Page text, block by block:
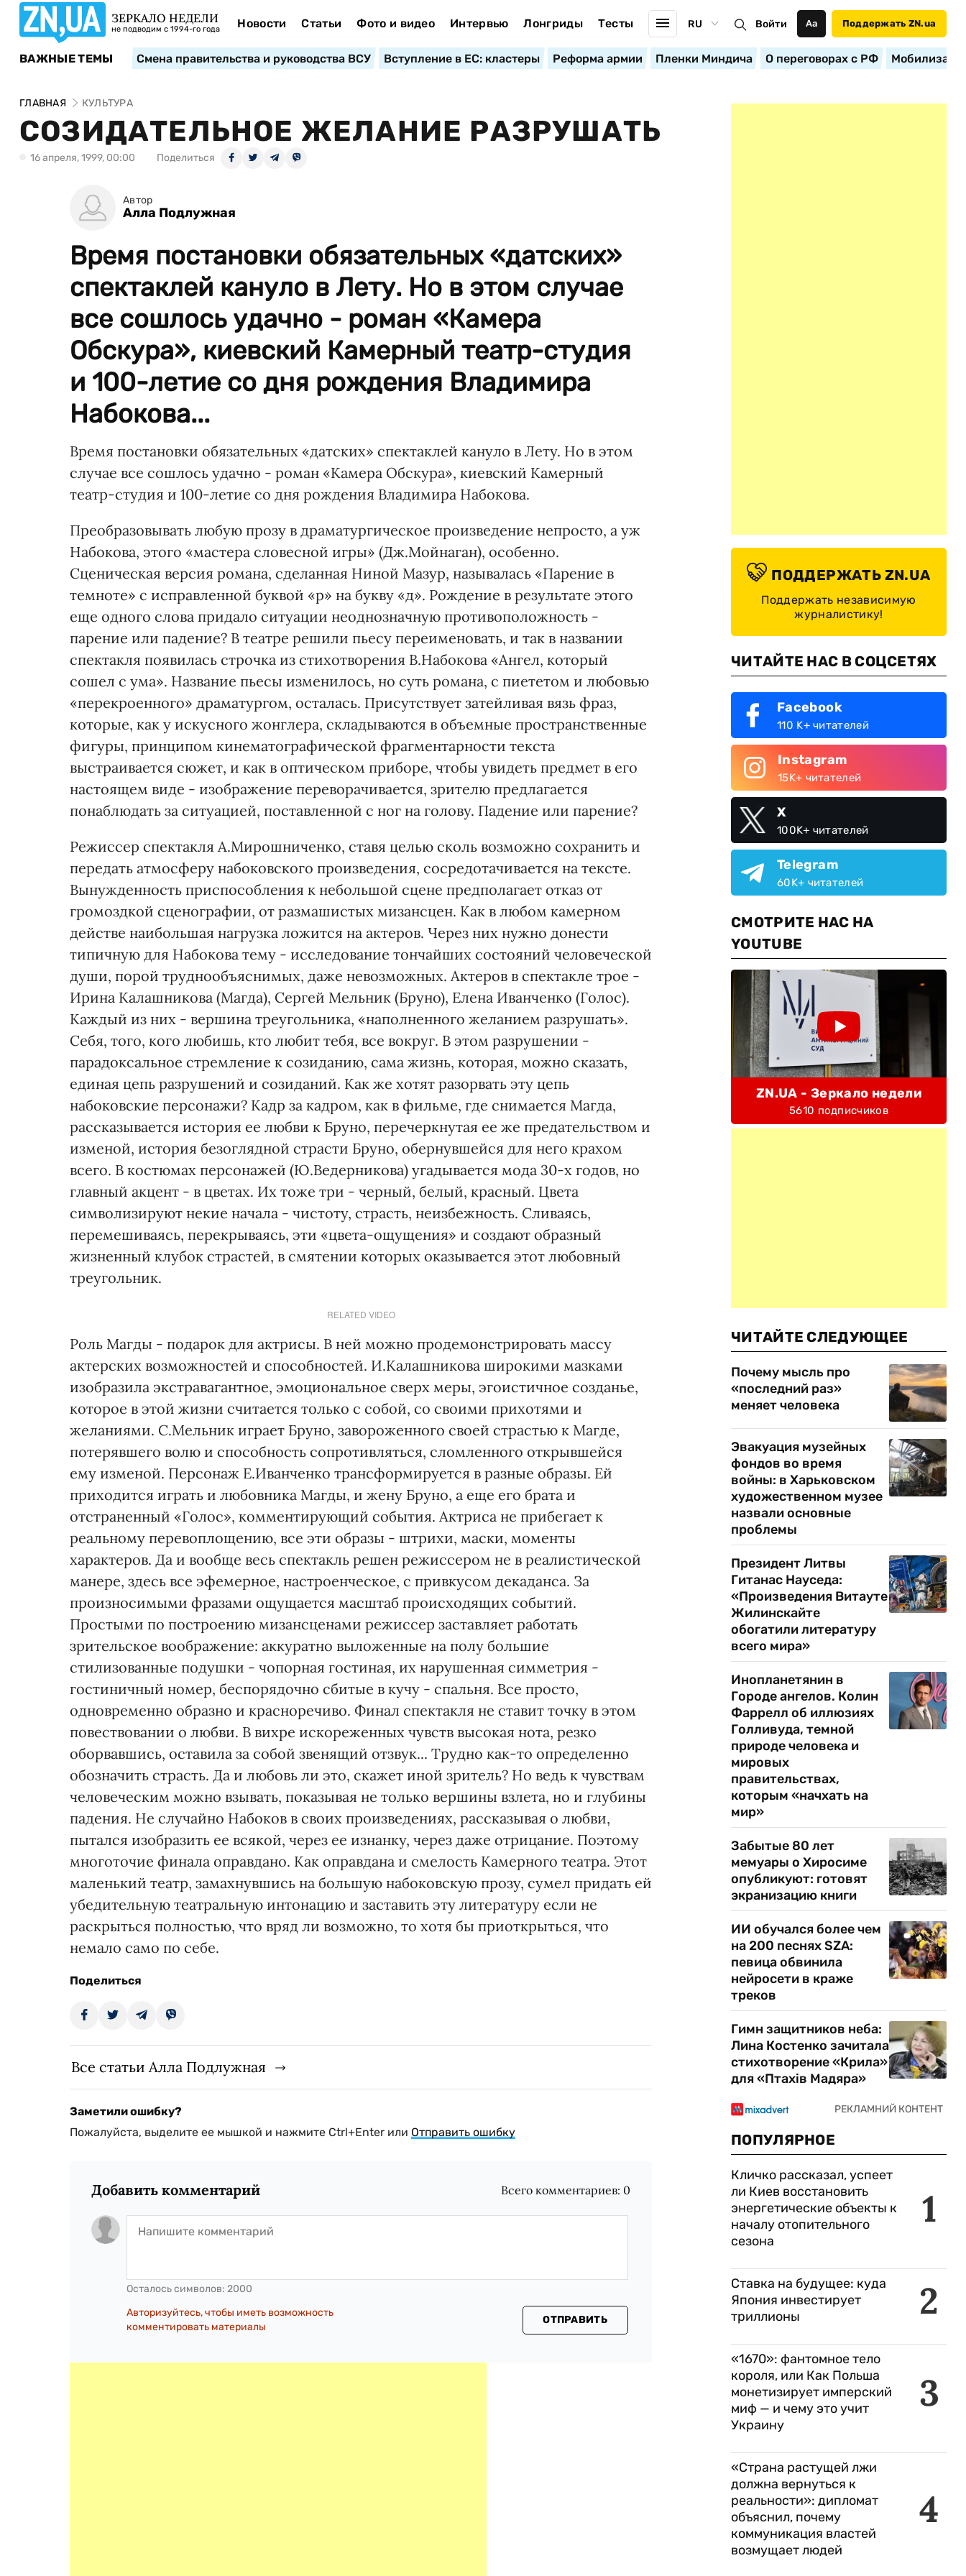
ЗЕРКАЛО НЕДЕЛИ
не подводим с 1994-го года Новости Статьи Фото и видео Интервью Лонгриды Тесты RU Войти Аа Поддержать ZN.ua
ВАЖНЫЕ ТЕМЫ Смена правительства и руководства ВСУ Вступление в ЕС: кластеры Реформа армии Пленки Миндича О переговорах с РФ
ГЛАВНАЯ КУЛЬТУРА
СОЗИДАТЕЛЬНОЕ ЖЕЛАНИЕ РАЗРУШАТЬ
16 апреля, 1999, 00:00 Поделиться
Автор
Алла Подлужная
Время постановки обязательных «датских»
спектаклей кануло в Лету. Но в этом случае
все сошлось удачно - роман «Камера
Обскура», киевский Камерный театр-студия
и 100-летие со дня рождения Владимира
Набокова...
Время постановки обязательных «датских» спектаклей кануло в Лету. Но в этом
случае все сошлось удачно - роман «Камера Обскура», киевский Камерный
театр-студия и 100-летие со дня рождения Владимира Набокова.
Преобразовывать любую прозу в драматургическое произведение непросто, а уж
Набокова, этого «мастера словесной игры» (Дж.Мойнаган), особенно.
Сценическая версия романа, сделанная Ниной Мазур, называлась «Парение в
темноте» с исправленной буквой «р» на букву «д». Рождение в результате этого
еще одного слова придало ситуации неоднозначную противоположность -
парение или падение? В театре решили пьесу переименовать, и так в названии
спектакля появилась строчка из стихотворения В.Набокова «Ангел, который
сошел с ума». Название пьесы изменилось, но суть романа, с пиететом и любовью
«перекроенного» драматургом, осталась. Присутствует затейливая вязь фраз,
которые, как у искусного жонглера, складываются в объемные пространственные
фигуры, принципом кинематографической фрагментарности текста
выстраивается сюжет, и как в оптическом приборе, чтобы увидеть предмет в его
настоящем виде - изображение переворачивается, зрителю предлагается
понаблюдать за ситуацией, поставленной с ног на голову. Падение или парение?
Режиссер спектакля А.Мирошниченко, ставя целью сколь возможно сохранить и
передать атмосферу набоковского произведения, сосредотачивается на тексте.
Вынужденность приспособления к небольшой сцене предполагает отказ от
громоздкой сценографии, от размашистых мизансцен. Как в любом камерном
действе наибольшая нагрузка ложится на актеров. Через них нужно донести
типичную для Набокова тему - исследование тончайших состояний человеческой
души, порой труднообъяснимых, даже невозможных. Актеров в спектакле трое -
Ирина Калашникова (Магда), Сергей Мельник (Бруно), Елена Иванченко (Голос).
Каждый из них - вершина треугольника, «наполненного желанием разрушать».
Себя, того, кого любишь, кто любит тебя, все вокруг. В этом разрушении -
парадоксальное стремление к созиданию, сама жизнь, которая, можно сказать,
единая цепь разрушений и созиданий. Как же хотят разорвать эту цепь
набоковские персонажи? Кадр за кадром, как в фильме, где снимается Магда,
рассказывается история ее любви к Бруно, перечеркнутая ее же предательством и
изменой, история безоглядной страсти Бруно, обернувшейся для него крахом
всего. В костюмах персонажей (Ю.Ведерникова) угадывается мода 30-х годов, но
главный акцент - в цветах. Их тоже три - черный, белый, красный. Цвета
символизируют некие начала - чистоту, страсть, неизбежность. Сливаясь,
перемешиваясь, перекрываясь, эти «цвета-ощущения» и создают образный
жизненный клубок страстей, в смятении которых оказывается этот любовный
треугольник.
RELATED VIDEO
Роль Магды - подарок для актрисы. В ней можно продемонстрировать массу
актерских возможностей и способностей. И.Калашникова широкими мазками
изобразила экстравагантное, эмоциональное сверх меры, эгоистичное созданье,
которое в этой жизни считается только с собой, со своими прихотями и
желаниями. С.Мельник играет Бруно, завороженного своей страстью к Магде,
потерявшего волю и способность сопротивляться, сломленного открывшейся
ему изменой. Персонаж Е.Иванченко трансформируется в разные образы. Ей
приходится играть и любовника Магды, и жену Бруно, а еще его брата и
отстраненный «Голос», комментирующий события. Актриса не прибегает к
реальному перевоплощению, все эти образы - штрихи, маски, моменты
характеров. Да и вообще весь спектакль решен режиссером не в реалистической
манере, здесь все эфемерное, настроенческое, с привкусом декаданса. За
произносимыми фразами ощущается масштаб происходящих событий.
Простыми по построению мизансценами режиссер заставляет работать
зрительское воображение: аккуратно выложенные на полу большие
стилизованные подушки - чопорная гостиная, их нарушенная симметрия -
гостиничный номер, беспорядочно сбитые в кучу - спальня. Все просто,
одновременно образно и красноречиво. Финал спектакля не ставит точку в этом
повествовании о любви. В вихре искореженных чувств высокая нота, резко
оборвавшись, оставила за собой звенящий отзвук... Трудно как-то определенно
обозначить страсть. Да и любовь ли это, скажет иной зритель? Но ведь к чувствам
человеческим можно взывать, показывая не только вершины взлета, но и глубины
падения. Не случайно Набоков в своих произведениях, рассказывая о любви,
пытался изобразить ее всякой, через ее изнанку, через даже отрицание. Поэтому
многоточие финала оправдано. Как оправдана и смелость Камерного театра. Этот
маленький театр, замахнувшись на большую набоковскую прозу, сумел придать ей
убедительную театральную интонацию и заставить эту литературу если не
раскрыться полностью, что вряд ли возможно, то хотя бы приоткрыться, что
немало само по себе.
Поделиться
Все статьи Алла Подлужная
Заметили ошибку?
Пожалуйста, выделите ее мышкой и нажмите Ctrl+Enter или Отправить ошибку
Добавить комментарий Всего комментариев: 0
Осталось символов: 2000
Авторизуйтесь, чтобы иметь возможность
комментировать материалы
ОТПРАВИТЬ
ПОДДЕРЖАТЬ ZN.UA
Поддержать независимую
журналистику!
ЧИТАЙТЕ НАС В СОЦСЕТЯХ
Facebook
110 K+ читателей
Instagram
15K+ читателей
X
100K+ читателей
Telegram
60K+ читателей
СМОТРИТЕ НАС НА
YOUTUBE
ZN.UA - Зеркало недели
5610 подписчиков
ЧИТАЙТЕ СЛЕДУЮЩЕЕ
Почему мысль про
«последний раз»
меняет человека
Эвакуация музейных
фондов во время
войны: в Харьковском
художественном музее
назвали основные
проблемы
Президент Литвы
Гитанас Науседа:
«Произведения Витауте
Жилинскайте
обогатили литературу
всего мира»
Инопланетянин в
Городе ангелов. Колин
Фаррелл об иллюзиях
Голливуда, темной
природе человека и
мировых
правительствах,
которым «начхать на
мир»
Забытые 80 лет
мемуары о Хиросиме
опубликуют: готовят
экранизацию книги
ИИ обучался более чем
на 200 песнях SZA:
певица обвинила
нейросети в краже
треков
Гимн защитников неба:
Лина Костенко зачитала
стихотворение «Крила»
для «Птахів Мадяра»
ПОПУЛЯРНОЕ
1
Кличко рассказал, успеет
ли Киев восстановить
энергетические объекты к
началу отопительного
сезона
2
Ставка на будущее: куда
Япония инвестирует
триллионы
3
«1670»: фантомное тело
короля, или Как Польша
монетизирует имперский
миф — и чему это учит
Украину
4
«Страна растущей лжи
должна вернуться к
реальности»: дипломат
объяснил, почему
коммуникация властей
возмущает людей